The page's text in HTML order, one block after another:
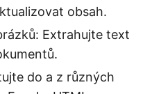
obsah.
Extrahujte text
do a z různých